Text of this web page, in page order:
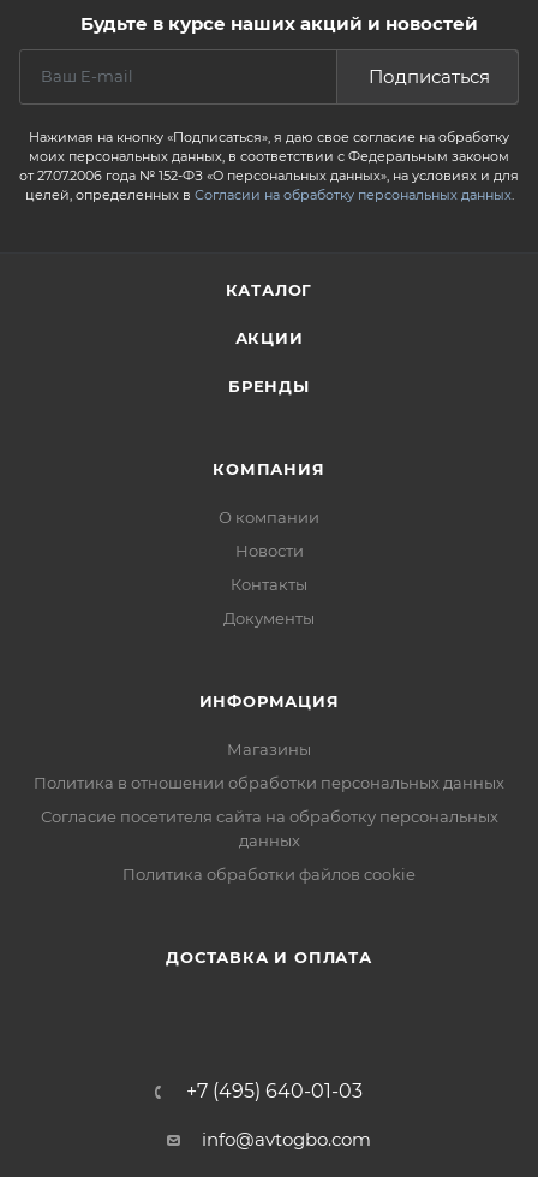
Будьте в курсе наших акций и новостей
Подписаться
Нажимая на кнопку «Подписаться», я даю свое согласие на обработку
моих персональных данных, в соответствии с Федеральным законом
от 27.07.2006 года № 152-ФЗ «О персональных данных», на условиях и для
целей, определенных в Согласии на обработку персональных данных.
КАТАЛОГ
АКЦИИ
БРЕНДЫ
КОМПАНИЯ
О компании
Новости
Контакты
Документы
ИНФОРМАЦИЯ
Магазины
Политика в отношении обработки персональных данных
Согласие посетителя сайта на обработку персональных
данных
Политика обработки файлов cookie
ДОСТАВКА И ОПЛАТА
+7 (495) 640-01-03
info@avtogbo.com